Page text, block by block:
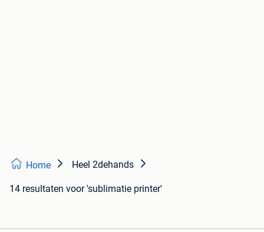
Home Heel 2dehands
14 resultaten voor 'sublimatie printer'